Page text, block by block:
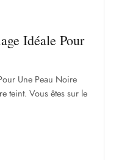
Idéale Pour
Une Peau Noire
teint. Vous êtes sur le